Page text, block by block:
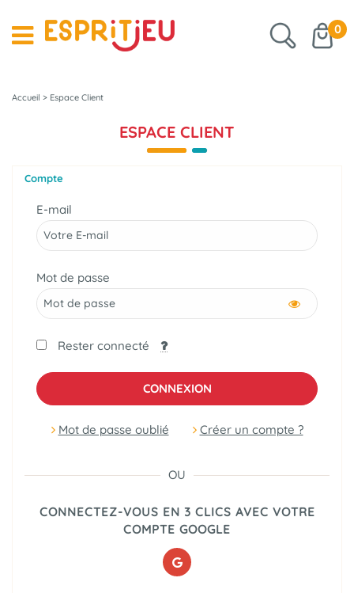
0
Accueil > Espace Client
ESPACE CLIENT
Compte
E-mail
Mot de passe
Rester connecté
CONNEXION
Mot de passe oublié Créer un compte ?
OU
CONNECTEZ-VOUS EN 3 CLICS AVEC VOTRE
COMPTE GOOGLE